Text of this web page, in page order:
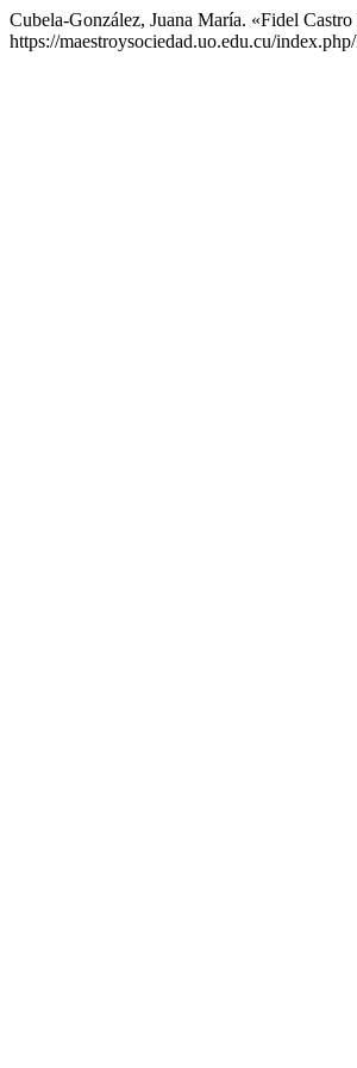
Cubela-González, Juana María. «Fidel
https://maestroysociedad.uo.edu.cu/